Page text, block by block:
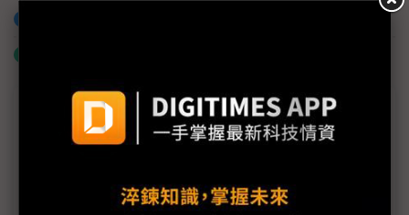
議題精選－富采進入彭双浪時代